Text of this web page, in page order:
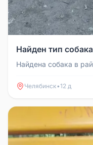
Найден тип
Найдена собака в
Челябинск•12 д